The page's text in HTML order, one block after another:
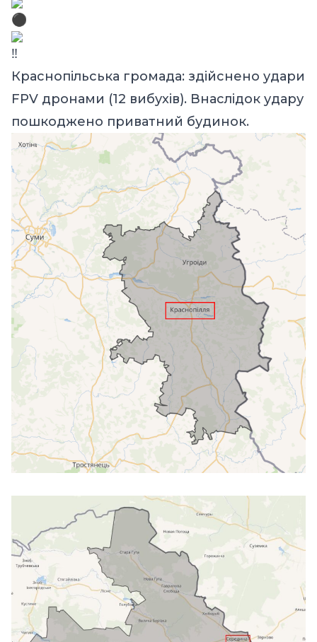
Краснопільська громада: здійснено удари
FPV дронами (12 вибухів). Внаслідок удару
пошкоджено приватний будинок.